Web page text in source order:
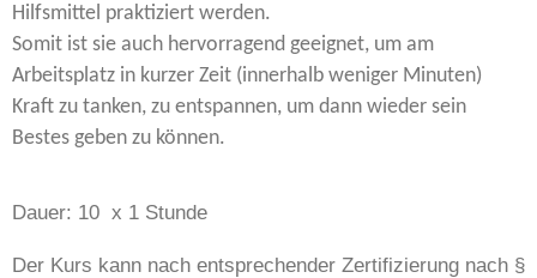
Hilfsmittel praktiziert werden.
Somit ist sie auch hervorragend geeignet, um am
Arbeitsplatz in kurzer Zeit (innerhalb weniger Minuten)
Kraft zu tanken, zu entspannen, um dann wieder sein
Bestes geben zu können.
Dauer: 10 x 1 Stunde
Der Kurs kann nach entsprechender Zertifizierung nach §